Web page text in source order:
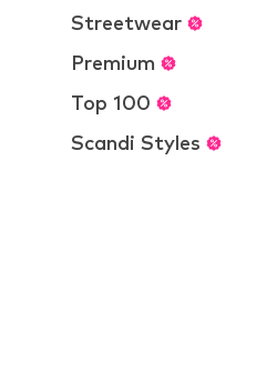
Streetwear
Premium
Top 100
Scandi Styles